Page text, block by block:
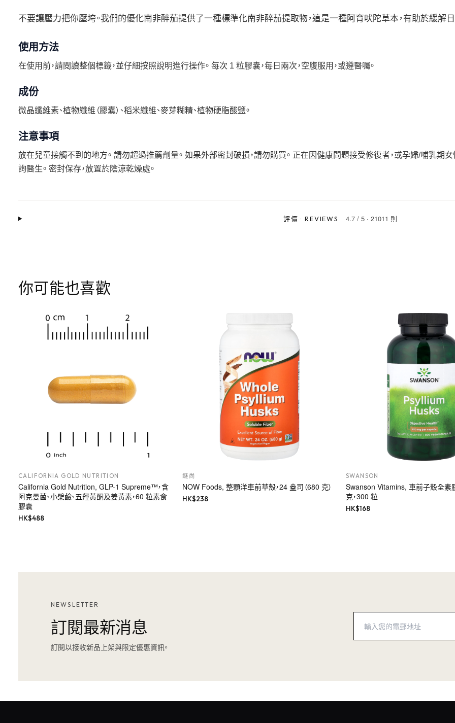
不要讓壓力把你壓垮。我們的優化南非醉茄提供了一種標準化南非醉茄提取物，這是一種阿育吠陀草本，有助於緩解日
使用方法
在使用前，請閱讀整個標籤，並仔細按照說明進行操作。 每次 1 粒膠囊，每日兩次，空腹服用，或遵醫囑。
成份
微晶纖維素、植物纖維（膠囊）、稻米纖維、麥芽糊精、植物硬脂酸鹽。
注意事項
放在兒童接觸不到的地方。 請勿超過推薦劑量。 如果外部密封破損，請勿購買。 正在因健康問題接受修復者，或孕婦/哺乳期女
詢醫生。 密封保存，放置於陰涼乾燥處。
評價 ·REVIEWS 4.7/ 5· 21011 則
你可能也喜歡
CALIFORNIA GOLD NUTRITION
California Gold Nutrition, GLP-1 Supreme™，含
阿克曼菌、小檗鹼、五羥黃酮及姜黃素，60 粒素食
膠囊
HK$488
謎尚
NOW Foods, 整顆洋車前草殼，24 盎司（680 克）
HK$238
SWANSON
Swanson Vitamins, 車前子殼全素
克，300 粒
HK$168
NEWSLETTER
訂閱最新消息
訂閱以接收新品上架與限定優惠資訊。